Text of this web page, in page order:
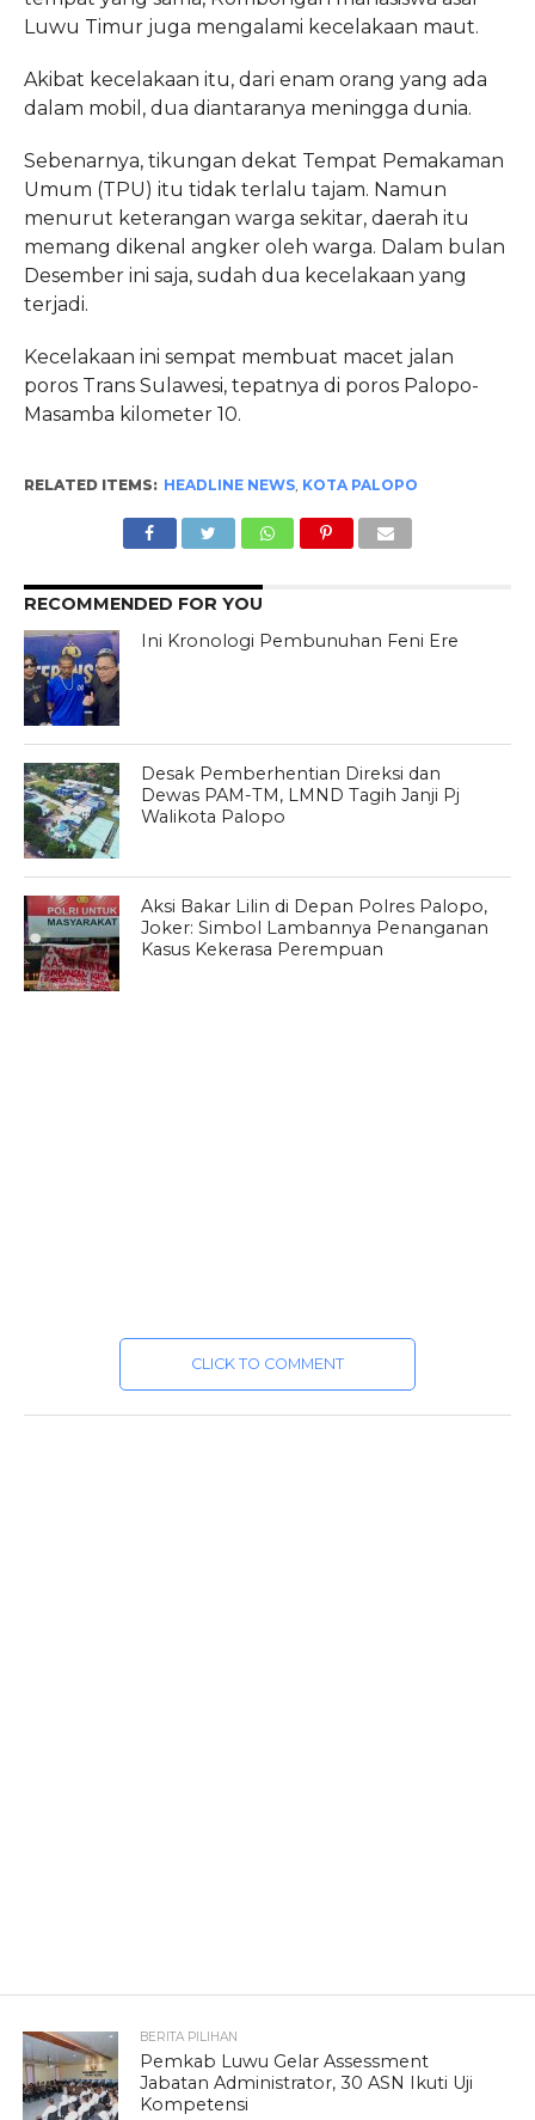
Luwu Timur juga mengalami kecelakaan maut.
Akibat kecelakaan itu, dari enam orang yang ada
dalam mobil, dua diantaranya meningga dunia.
Sebenarnya, tikungan dekat Tempat Pemakaman
Umum (TPU) itu tidak terlalu tajam. Namun
menurut keterangan warga sekitar, daerah itu
memang dikenal angker oleh warga. Dalam bulan
Desember ini saja, sudah dua kecelakaan yang
terjadi.
Kecelakaan ini sempat membuat macet jalan
poros Trans Sulawesi, tepatnya di poros Palopo-
Masamba kilometer 10.
RELATED ITEMS: HEADLINE NEWS, KOTA PALOPO
RECOMMENDED FOR YOU
Ini Kronologi Pembunuhan Feni Ere
Desak Pemberhentian Direksi dan
Dewas PAM-TM, LMND Tagih Janji Pj
Walikota Palopo
Aksi Bakar Lilin di Depan Polres Palopo,
Joker: Simbol Lambannya Penanganan
Kasus Kekerasa Perempuan
CLICK TO COMMENT
BERITA PILIHAN
Pemkab Luwu Gelar Assessment
Jabatan Administrator, 30 ASN Ikuti Uji
Kompetensi